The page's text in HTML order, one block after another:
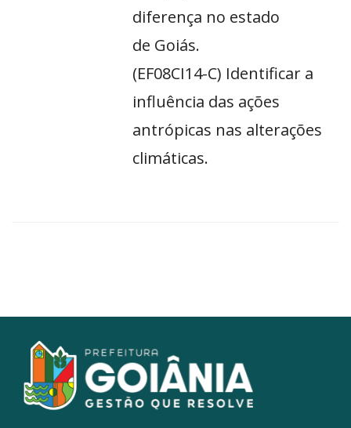
diferença no estado
de Goiás.
(EF08CI14-C) Identificar a
influência das ações
antrópicas nas alterações
climáticas.